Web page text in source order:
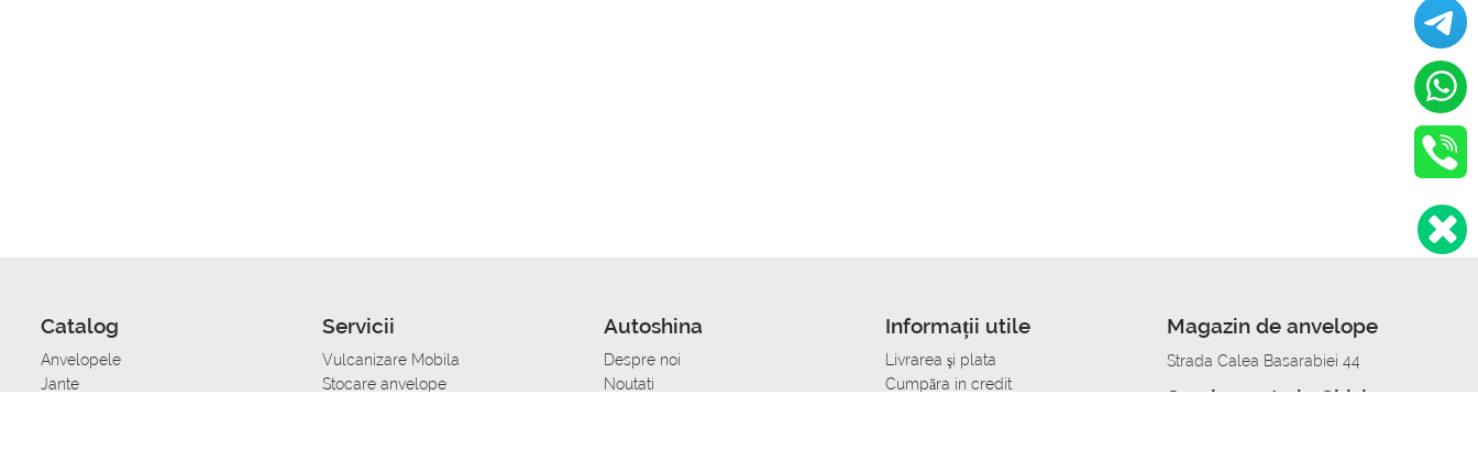
Catalog
Anvelopele
Jante
Servicii
Vulcanizare Mobila
Stocare anvelope
Autoshina
Despre noi
Noutati
Informații utile
Livrarea şi plata
Сumpăra in credit
Magazin de anvelope
Strada Calea Basarabiei 44
Service auto in Chisinau